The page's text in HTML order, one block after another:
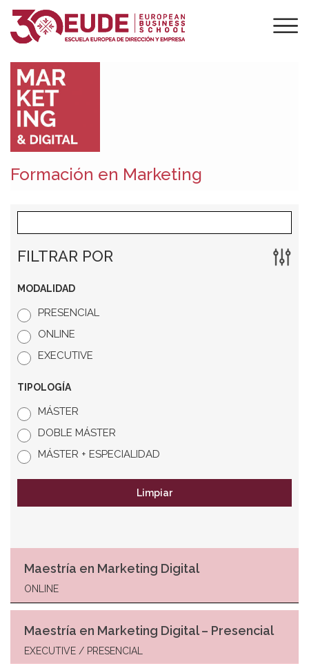
Formación en Marketing
FILTRAR POR
MODALIDAD
PRESENCIAL
ONLINE
EXECUTIVE
TIPOLOGÍA
MÁSTER
DOBLE MÁSTER
MÁSTER + ESPECIALIDAD
Limpiar
Maestría en Marketing Digital
ONLINE
Maestría en Marketing Digital – Presencial
EXECUTIVE / PRESENCIAL